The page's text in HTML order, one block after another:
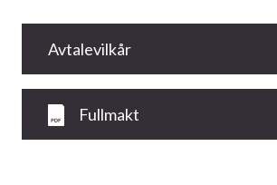
Avtalevilkår
Fullmakt